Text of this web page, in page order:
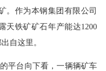
。作为本钢集团有限公司
天铁矿矿石年产能达1200
自这里。
平台向下看，一辆辆矿车